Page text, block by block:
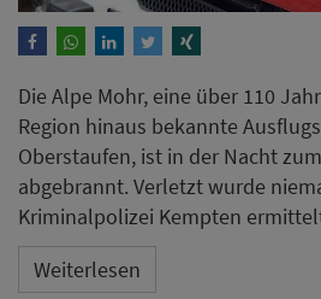
Die Alpe Mohr, eine über 110
Region hinaus bekannte
Oberstaufen, ist in der Nacht
abgebrannt. Verletzt wurde
Kriminalpolizei Kempten
Weiterlesen